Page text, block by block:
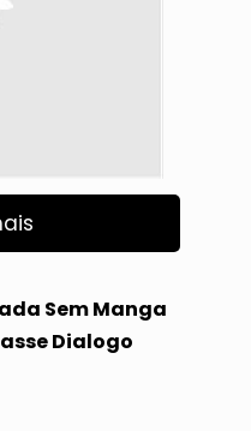
Sem Manga
Dialogo